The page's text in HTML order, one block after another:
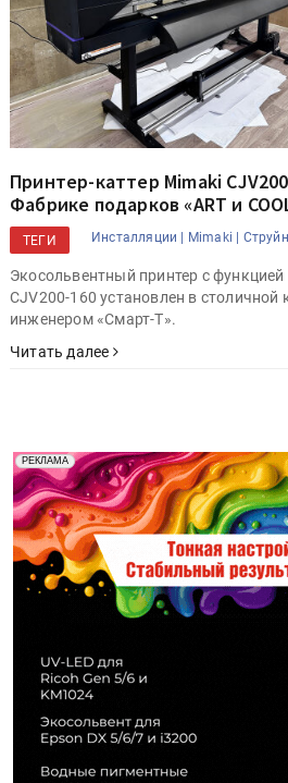
Принтер-каттер Mimaki
Фабрике подарков «ART и
ТЕГИ Инсталляции | Mimaki |
Экосольвентный принтер с
CJV200-160 установлен в столичной
инженером «Смарт-Т».
Читать далее
РЕКЛАМА
Реклама. Рекламодатель ООО "Передовые
Печати" erid: 2SDnjd2d4Qz